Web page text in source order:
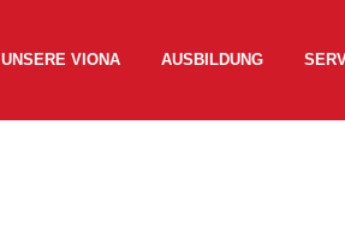
UNSERE VIONA AUSBILDUNG